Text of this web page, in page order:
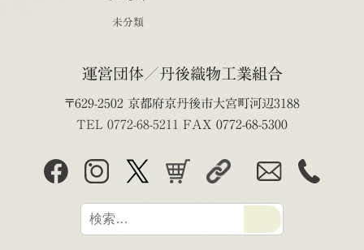
未分類
運営団体／丹後織物工業組合
〒629-2502 京都府京丹後市大宮町河辺3188
TEL 0772-68-5211 FAX 0772-68-5300